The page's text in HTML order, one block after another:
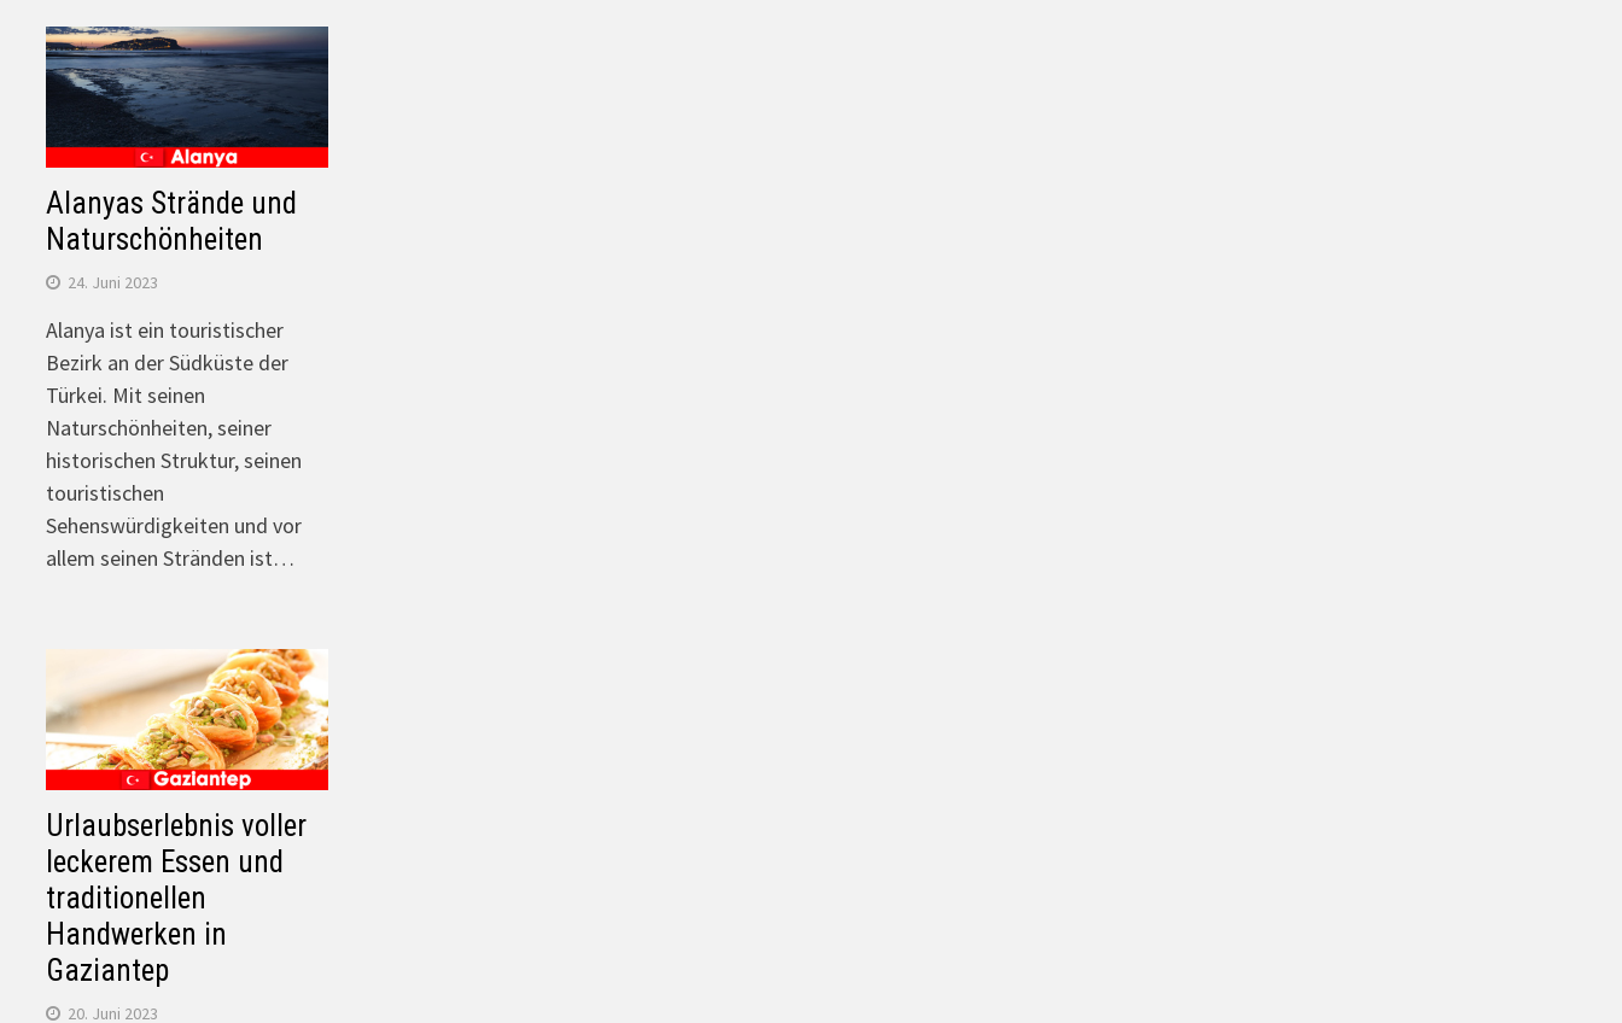
Alanyas Strände und
Naturschönheiten
24. Juni 2023
Alanya ist ein touristischer
Bezirk an der Südküste der
Türkei. Mit seinen
Naturschönheiten, seiner
historischen Struktur, seinen
touristischen
Sehenswürdigkeiten und vor
allem seinen Stränden ist…
Urlaubserlebnis voller
leckerem Essen und
traditionellen
Handwerken in
Gaziantep
20. Juni 2023